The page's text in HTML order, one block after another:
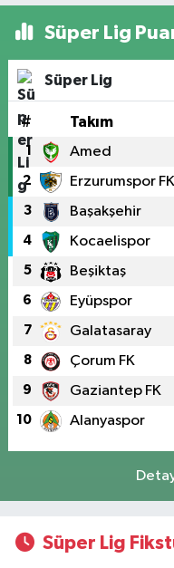
Süper Lig
Süper Lig
# Takım
1 Amed
2 Erzurumspor FK
3 Başakşehir
4 Kocaelispor
5 Beşiktaş
6 Eyüpspor
7 Galatasaray
8 Çorum FK
9 Gaziantep FK
10 Alanyaspor
Süper Lig